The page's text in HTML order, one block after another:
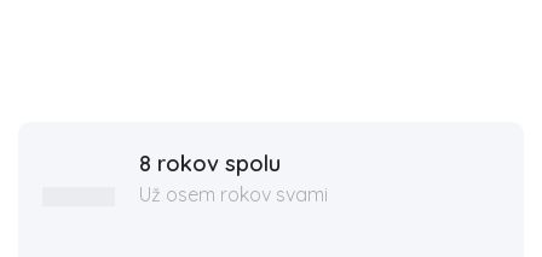
8 rokov spolu
Už osem rokov svami